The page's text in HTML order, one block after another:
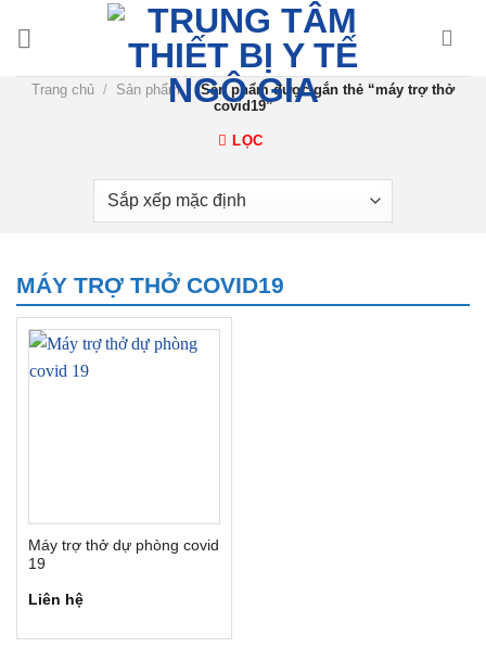
dungTrang chủ / Sản phẩm / Sản phẩm được gắn thẻ “máy trợ thở
covid19”
LỌC
MÁY TRỢ THỞ COVID19
Máy trợ thở dự phòng covid
19
Liên hệ